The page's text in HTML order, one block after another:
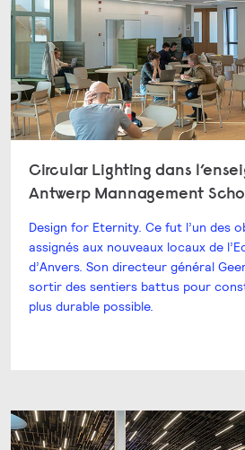
Circular Lighting dans
Antwerp Mannagement
Design for Eternity. Ce fut l’un des
assignés aux nouveaux locaux de
d’Anvers. Son directeur général
sortir des sentiers battus pour
plus durable possible.